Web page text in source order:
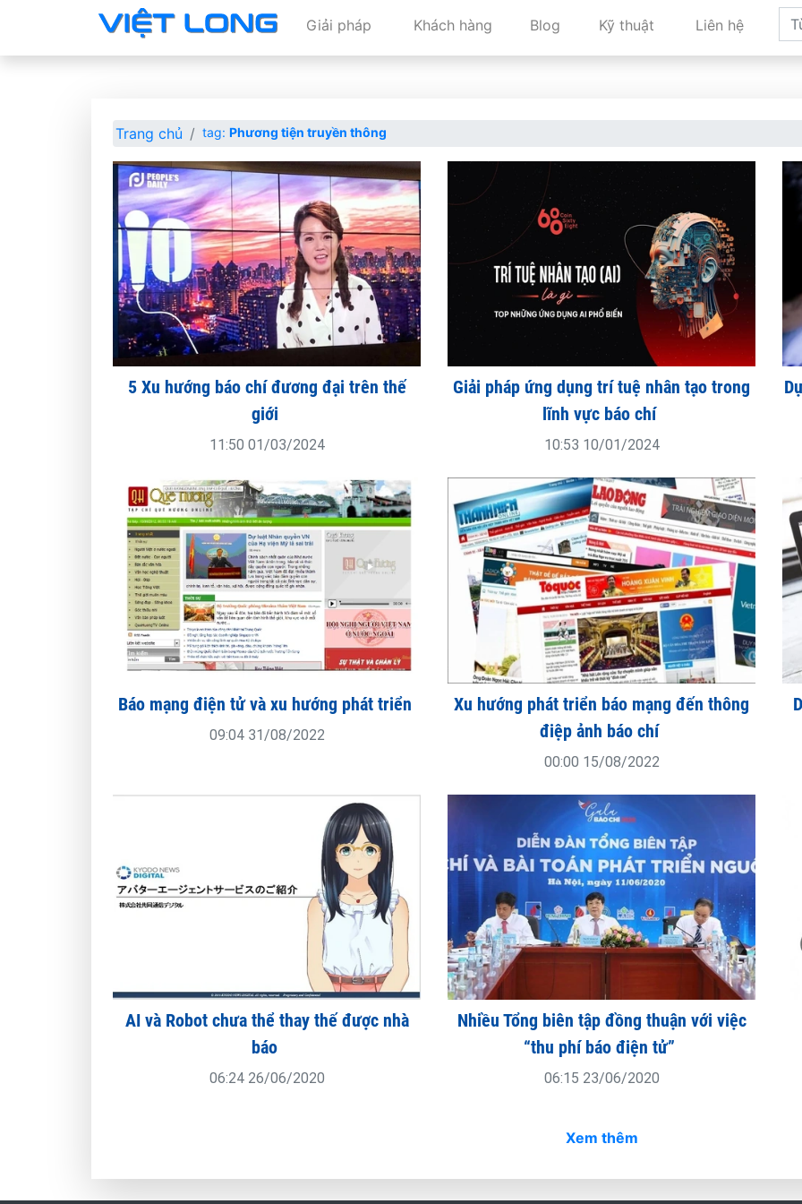
Giải pháp Khách hàng Blog Kỹ thuật Liên hệ
Trang chủ tag: Phương tiện truyền thông
5 Xu hướng báo chí đương đại trên thế
giới
11:50 01/03/2024
Giải pháp ứng dụng trí tuệ nhân tạo trong
lĩnh vực báo chí
10:53 10/01/2024
Báo mạng điện tử và xu hướng phát triển
09:04 31/08/2022
Xu hướng phát triển báo mạng đến thông
điệp ảnh báo chí
00:00 15/08/2022
AI và Robot chưa thể thay thế được nhà
báo
06:24 26/06/2020
Nhiều Tổng biên tập đồng thuận với việc
“thu phí báo điện tử”
06:15 23/06/2020
Xem thêm